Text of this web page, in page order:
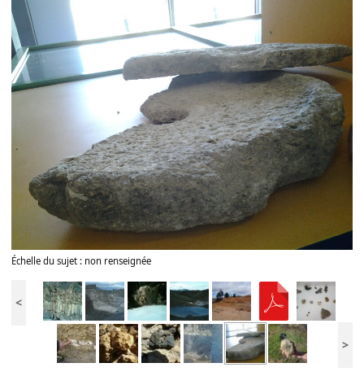
Échelle du sujet : non renseignée
<
>